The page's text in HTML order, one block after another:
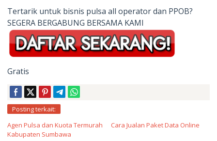
Tertarik untuk bisnis pulsa all operator dan PPOB?
SEGERA BERGABUNG BERSAMA KAMI
Gratis
Posting terkait:
Agen Pulsa dan Kuota Termurah
Kabupaten Sumbawa
Cara Jualan Paket Data Online